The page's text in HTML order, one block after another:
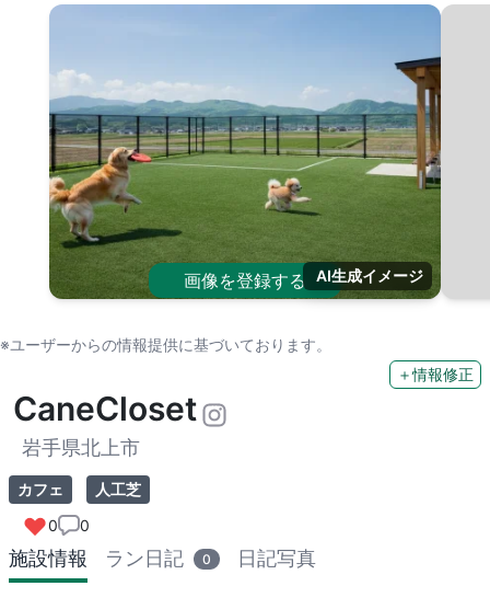
画像を登録する AI生成イメージ
※ユーザーからの情報提供に基づいております。
＋情報修正
CaneCloset
岩手県北上市
カフェ
人工芝
0
0
施設情報 ラン日記 0 日記写真